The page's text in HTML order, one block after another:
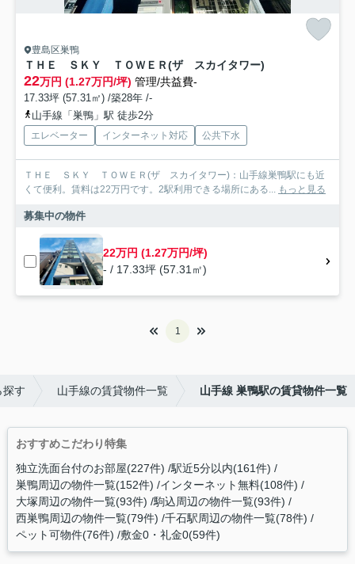
豊島区巣鴨
ＴＨＥ ＳＫＹ ＴＯＷＥＲ(ザ スカイタワー)
22万円 (1.27万円/坪) 管理/共益費-
17.33坪 (57.31㎡) /築28年 /-
山手線「巣鴨」駅 徒歩2分
エレベーター インターネット対応 公共下水
ＴＨＥ ＳＫＹ ＴＯＷＥＲ(ザ スカイタワー)：山手線巣鴨駅にも近
くて便利。賃料は22万円です。2駅利用できる場所にある... もっと見る
募集中の物件
22万円 (1.27万円/坪)
- / 17.33坪 (57.31㎡)
1
探す 山手線の賃貸物件一覧 山手線 巣鴨駅の賃貸物件一覧
おすすめこだわり特集
独立洗面台付のお部屋(227件) 駅近5分以内(161件)
巣鴨周辺の物件一覧(152件) インターネット無料(108件)
大塚周辺の物件一覧(93件) 駒込周辺の物件一覧(93件)
西巣鴨周辺の物件一覧(79件) 千石駅周辺の物件一覧(78件)
ペット可物件(76件) 敷金0・礼金0(59件)